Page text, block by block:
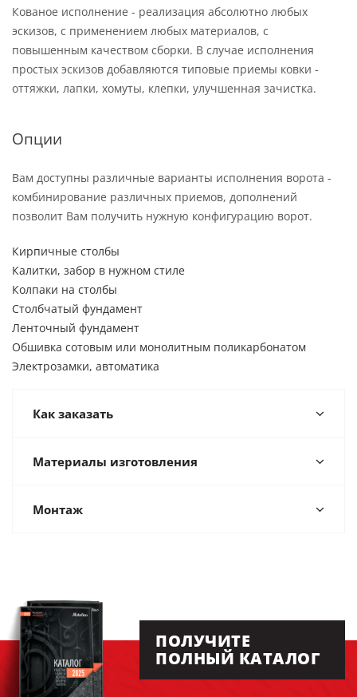
Кованое исполнение - реализация абсолютно любых
эскизов, с применением любых материалов, с
повышенным качеством сборки. В случае исполнения
простых эскизов добавляются типовые приемы ковки -
оттяжки, лапки, хомуты, клепки, улучшенная зачистка.
Опции
Вам доступны различные варианты исполнения ворота -
комбинирование различных приемов, дополнений
позволит Вам получить нужную конфигурацию ворот.
Кирпичные столбы
Калитки, забор в нужном стиле
Колпаки на столбы
Столбчатый фундамент
Ленточный фундамент
Обшивка сотовым или монолитным поликарбонатом
Электрозамки, автоматика
Как заказать
Материалы изготовления
Монтаж
ПОЛУЧИТЕ
ПОЛНЫЙ КАТАЛОГ